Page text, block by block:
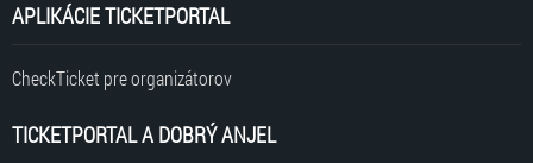
APLIKÁCIE TICKETPORTAL
CheckTicket pre organizátorov
TICKETPORTAL A DOBRÝ ANJEL